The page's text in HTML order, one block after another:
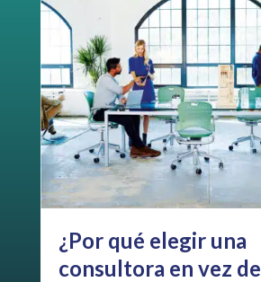
¿Por qué elegir una
consultora en vez de